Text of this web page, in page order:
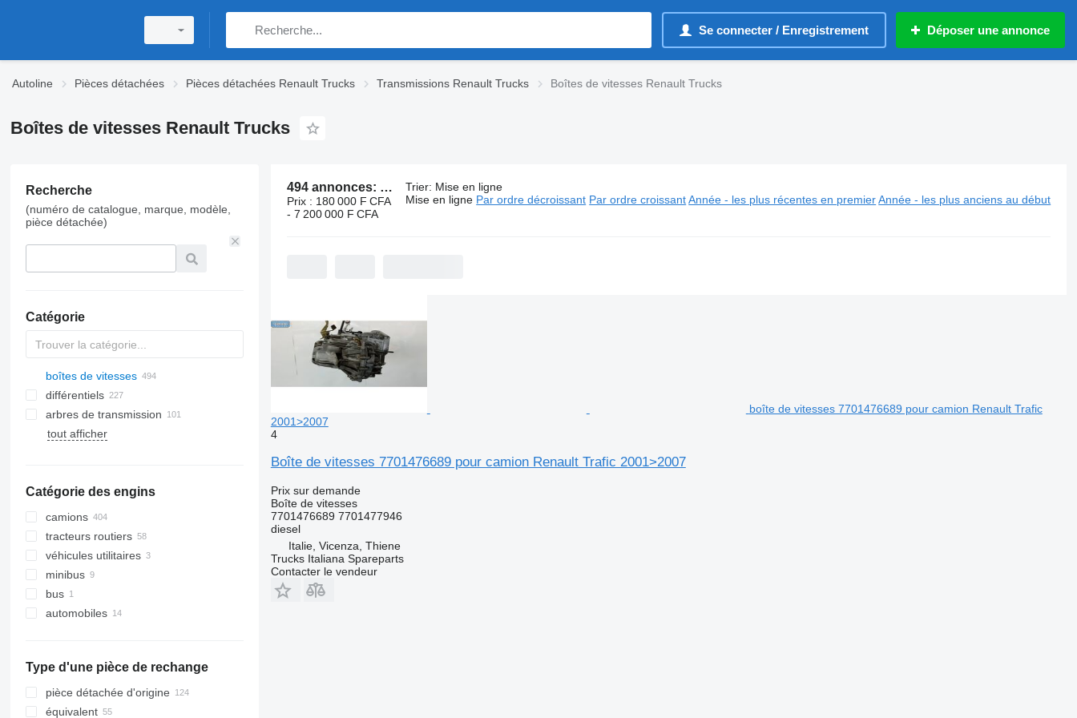
Se connecter / Enregistrement Déposer une annonce
Autoline Pièces détachées Pièces détachées Renault Trucks Transmissions Renault Trucks Boîtes de vitesses Renault Trucks
Boîtes de vitesses Renault Trucks
Recherche
(numéro de catalogue, marque, modèle,
pièce détachée)
Catégorie
boîtes de vitesses
différentiels
arbres de transmission
tout afficher
Catégorie des engins
camions
tracteurs routiers
véhicules utilitaires
minibus
bus
automobiles
Type d'une pièce de rechange
pièce détachée d'origine
équivalent
494 annonces:
Boîtes de vitesses Renault Trucks
Prix : 180 000 F CFA
- 7 200 000 F CFA
Trier: Mise en ligne
Mise en ligne Par ordre décroissant Par ordre croissant Année - les plus récentes en premier Année - les plus anciens au début
boîte de vitesses 7701476689 pour camion Renault Trafic
2001>2007
4
Boîte de vitesses 7701476689 pour camion Renault Trafic 2001>2007
Prix sur demande
Boîte de vitesses
7701476689 7701477946
diesel
Italie, Vicenza, Thiene
Trucks Italiana Spareparts
Contacter le vendeur